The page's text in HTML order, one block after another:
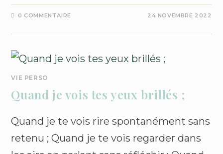
0 COMMENTAIRE 24 NOVEMBRE 2022
VIE PERSO
Quand je vois tes yeux brillés ;
Quand je te vois rire spontanément sans
retenu ; Quand je te vois regarder dans